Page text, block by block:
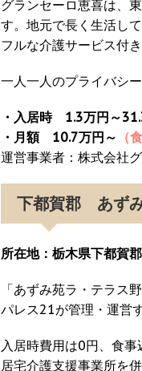
グランセーロ恵喜は、
す。地元で長く生活し
フルな介護サービス付
一人一人のプライバシ
・入居時 1.3万円～
・月額 10.7万円～ （
運営事業者：株式会社
下都賀郡 あず
所在地：栃木県下都賀
「あずみ苑ラ・テラス
パレス21が管理・運営
入居時費用は0円、食
居宅介護支援事業所を